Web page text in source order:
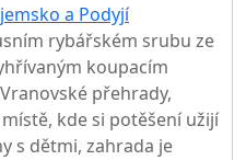
a Podyjí
rybářském srubu ze
koupacím
přehrady,
kde si potěšení užijí
s dětmi, zahrada je